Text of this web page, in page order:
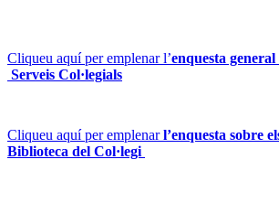
Cliqueu aquí per emplenar l’enquesta
Serveis Col·legials
Cliqueu aquí per emplenarl’enquesta sobre
Biblioteca del Col·legi